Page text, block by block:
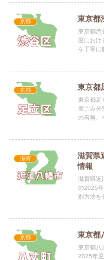
京都 東京都
東京都渋
度におけ
を丁寧に
京都 東京都
東京都足
度ごみ分
の有無、
滋賀
滋賀県
情報
滋賀県近
の2025
別方法を
京都 東京都
東京都八
2025年